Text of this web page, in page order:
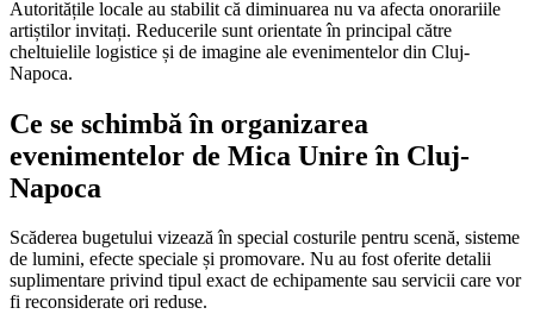
Autoritățile locale au stabilit că diminuarea nu va afecta onorariile
artiștilor invitați. Reducerile sunt orientate în principal către
cheltuielile logistice și de imagine ale evenimentelor din Cluj-
Napoca.
Ce se schimbă în organizarea
evenimentelor de Mica Unire în Cluj-
Napoca
Scăderea bugetului vizează în special costurile pentru scenă, sisteme
de lumini, efecte speciale și promovare. Nu au fost oferite detalii
suplimentare privind tipul exact de echipamente sau servicii care vor
fi reconsiderate ori reduse.